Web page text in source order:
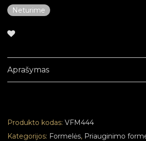
Neturime
Aprašymas
Produkto kodas: VFM444
Kategorijos: Formelės, Priauginimo